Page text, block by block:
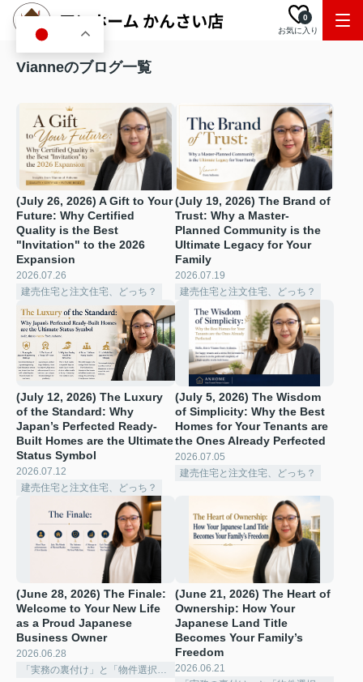
お気に入り
0
Vianneのブログ一覧
(July 26, 2026) A Gift to Your
Future: Why Certified
Quality is the Best
"Invitation" to the 2026
Expansion
2026.07.26
建売住宅と注文住宅、どっち？
(July 19, 2026) The Brand of
Trust: Why a Master-
Planned Community is the
Ultimate Legacy for Your
Family
2026.07.19
建売住宅と注文住宅、どっち？
(July 12, 2026) The Luxury
of the Standard: Why
Japan’s Perfected Ready-
Built Homes are the Ultimate
Status Symbol
2026.07.12
建売住宅と注文住宅、どっち？
(July 5, 2026) The Wisdom
of Simplicity: Why the Best
Homes for Your Tenants are
the Ones Already Perfected ️
2026.07.05
建売住宅と注文住宅、どっち？
(June 28, 2026) The Finale:
Welcome to Your New Life
as a Proud Japanese
Business Owner
2026.06.28
(June 21, 2026) The Heart of
Ownership: How Your
Japanese Land Title
Becomes Your Family’s
Freedom
2026.06.21